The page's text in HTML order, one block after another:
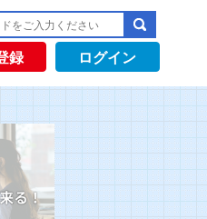
録 ログイン